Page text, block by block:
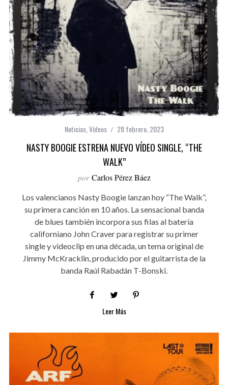
Noticias, Vídeos 28 febrero, 2023
NASTY BOOGIE ESTRENA NUEVO VÍDEO SINGLE, “THE
WALK”
por Carlos Pérez Báez
Los valencianos Nasty Boogie lanzan hoy “The Walk”,
su primera canción en 10 años. La sensacional banda
de blues también incorpora sus filas al batería
californiano John Craver para registrar su primer
single y videoclip en una década, un tema original de
Jimmy McKracklin, producido por el guitarrista de la
banda Raúl Rabadán T-Bonski.
Leer Más